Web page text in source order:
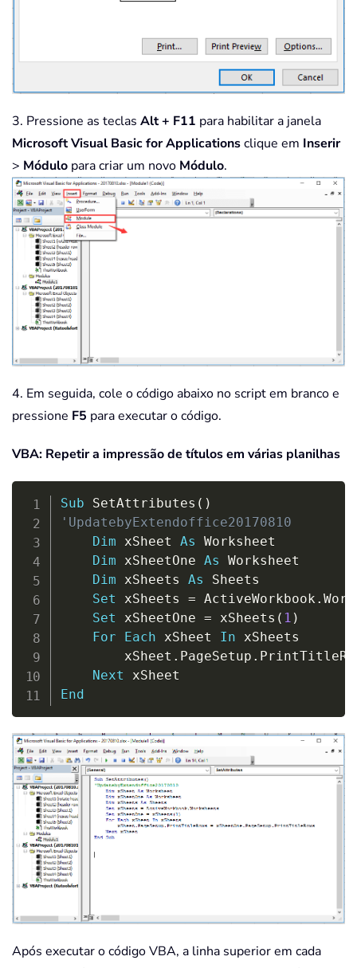
3. Pressione as teclas Alt + F11 para habilitar a janela
Microsoft Visual Basic for Applicationsclique em Inserir
> Módulo para criar um novo Módulo.
4. Em seguida, cole o código abaixo no script em branco e
pressione F5 para executar o código.
VBA: Repetir a impressão de títulos em várias planilhas
Sub SetAttributes ( )
'UpdatebyExtendoffice20170810
Dim xSheet As Worksheet
Dim xSheetOne As Worksheet
Dim xSheets As Sheets
Set xSheets = ActiveWorkbook .
Set xSheetOne = xSheets ( 1 )
For
Each xSheet In xSheets
        xSheet
. PageSetup .
Next
End
Após executar o código VBA, a linha superior em cada